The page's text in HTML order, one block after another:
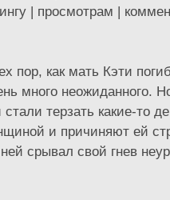
| просмотрам |
пор, как мать Кэти
много неожиданного.
стали терзать какие-то
и причиняют ей
ней срывал свой гнев